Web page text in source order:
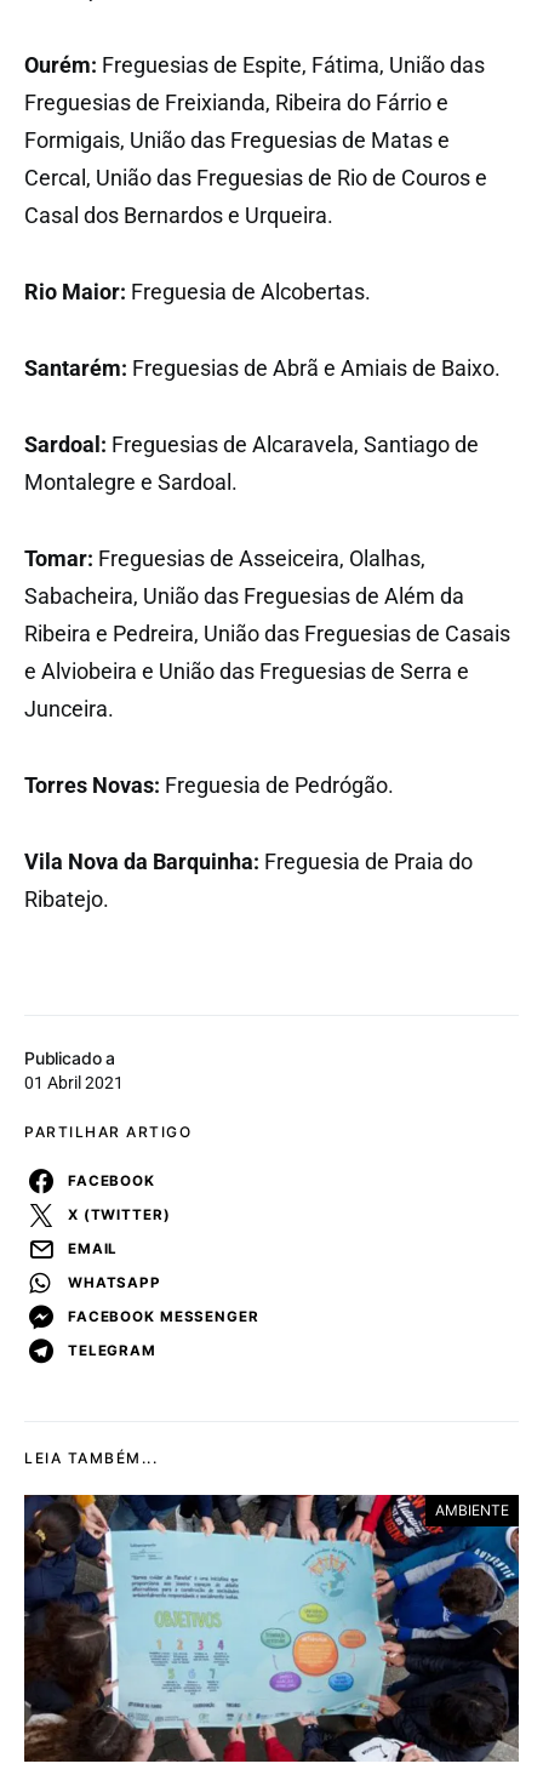
Publicado a
01 Abril 2021
PARTILHAR ARTIGO
FACEBOOK
X (TWITTER)
EMAIL
WHATSAPP
FACEBOOK MESSENGER
TELEGRAM
Ourém: Freguesias de Espite, Fátima, União das
Freguesias de Freixianda, Ribeira do Fárrio e
Formigais, União das Freguesias de Matas e
Cercal, União das Freguesias de Rio de Couros e
Casal dos Bernardos e Urqueira.
Rio Maior: Freguesia de Alcobertas.
Santarém: Freguesias de Abrã e Amiais de Baixo.
Sardoal: Freguesias de Alcaravela, Santiago de
Montalegre e Sardoal.
Tomar: Freguesias de Asseiceira, Olalhas,
Sabacheira, União das Freguesias de Além da
Ribeira e Pedreira, União das Freguesias de Casais
e Alviobeira e União das Freguesias de Serra e
Junceira.
Torres Novas: Freguesia de Pedrógão.
Vila Nova da Barquinha: Freguesia de Praia do
Ribatejo.
LEIA TAMBÉM...
AMBIENTE